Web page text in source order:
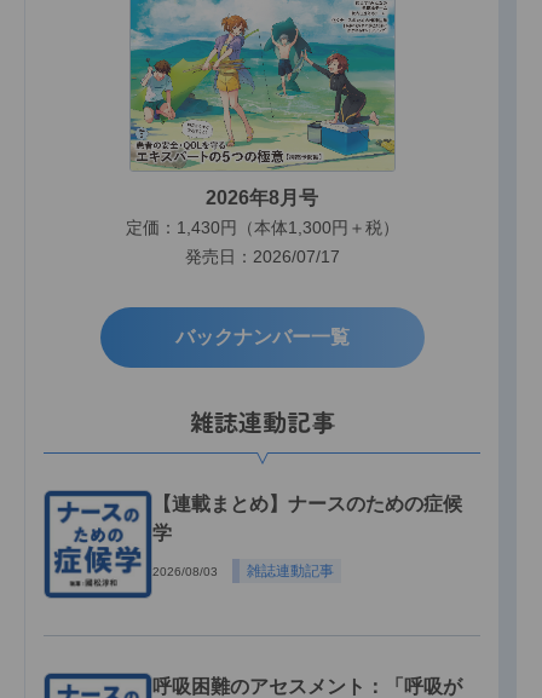
2026年8月号
定価：1,430円（本体1,300円＋税）
発売日：2026/07/17
バックナンバー一覧
雑誌連動記事
【連載まとめ】ナースのための症候
学
2026/08/03 雑誌連動記事
呼吸困難のアセスメント：「呼吸が